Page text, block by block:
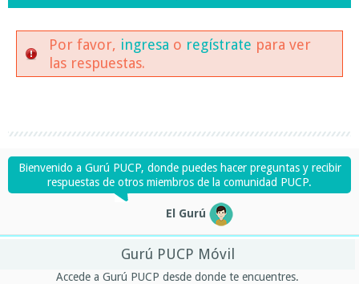
Por favor, ingresa o regístrate para ver
las respuestas.
Bienvenido a Gurú PUCP, donde puedes hacer preguntas y recibir
respuestas de otros miembros de la comunidad PUCP.
El Gurú
Gurú PUCP Móvil
Accede a Gurú PUCP desde donde te encuentres.